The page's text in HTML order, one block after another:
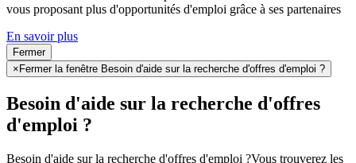
vous proposant plus d'opportunités d'emploi grâce à ses partenaires
En savoir plus
Fermer
× Fermer la fenêtre Besoin d'aide sur la recherche d'offres d'emploi ?
Besoin d'aide sur la recherche d'offres
d'emploi ?
Besoin d'aide sur la recherche d'offres d'emploi ?Vous trouverez les